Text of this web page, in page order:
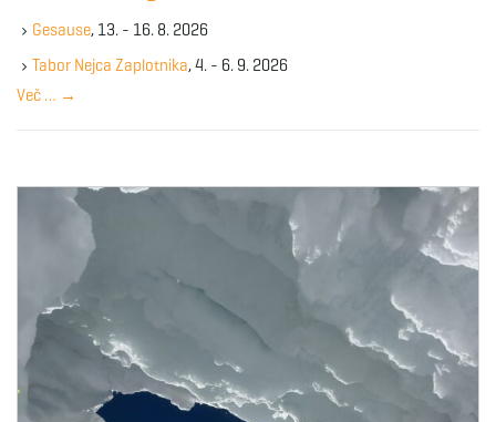
e
y
w
r
Gesause, 13. - 16. 8. 2026
Tabor Nejca Zaplotnika, 4. - 6. 9. 2026
Več … →